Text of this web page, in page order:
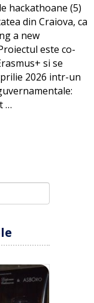
hackathoane (5)
din Craiova, ca
a new
este co-
si se
2026 intr-un
…